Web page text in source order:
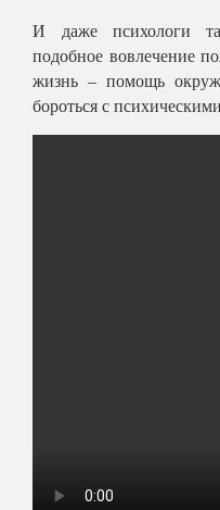
И даже психологи
подобное вовлечение
жизнь – помощь
бороться с